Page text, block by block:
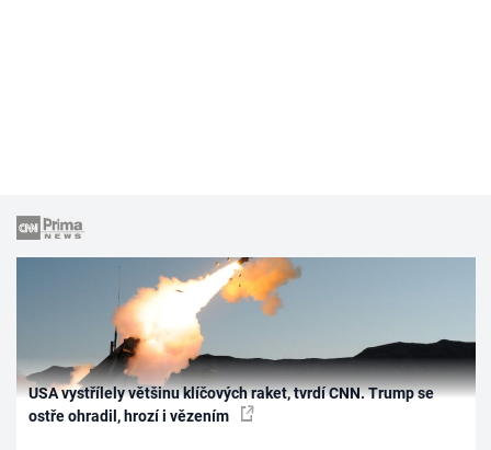
USA vystřílely většinu klíčových raket, tvrdí CNN. Trump se
ostře ohradil, hrozí i vězením